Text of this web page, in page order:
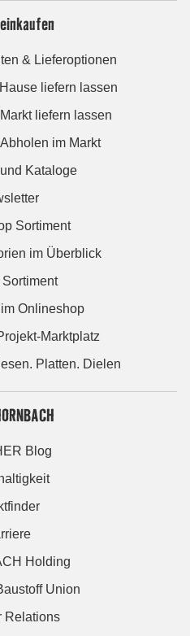
& Lieferoptionen
liefern lassen
liefern lassen
im Markt
Kataloge
Sortiment
im Überblick
Sortiment
Onlineshop
Marktplatz
Platten. Dielen
Blog
Holding
Union
Relations